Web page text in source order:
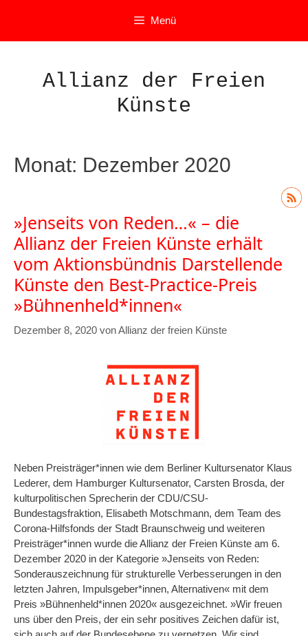
Menü
Allianz der Freien
Künste
Monat: Dezember 2020
»Jenseits von Reden…« – die
Allianz der Freien Künste erhält
vom Aktionsbündnis Darstellende
Künste den Best-Practice-Preis
»Bühnenheld*innen«
Dezember 8, 2020 vonAllianz der freien Künste
Neben Preisträger*innen wie dem Berliner Kultursenator Klaus
Lederer, dem Hamburger Kultursenator, Carsten Brosda, der
kulturpolitischen Sprecherin der CDU/CSU-
Bundestagsfraktion, Elisabeth Motschmann, dem Team des
Corona-Hilfsfonds der Stadt Braunschweig und weiteren
Preisträger*innen wurde die Allianz der Freien Künste am 6.
Dezember 2020 in der Kategorie »Jenseits von Reden:
Sonderauszeichnung für strukturelle Verbesserungen in den
letzten Jahren, Impulsgeber*innen, Alternativen« mit dem
Preis »Bühnenheld*innen 2020« ausgezeichnet. »Wir freuen
uns über den Preis, der ein sehr positives Zeichen dafür ist,